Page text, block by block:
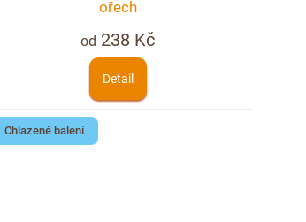
ořech
od 238 Kč
Detail
Chlazené balení